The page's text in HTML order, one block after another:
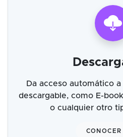
Da acceso automático
descargable, como E-
o cualquier otro
CONOCER